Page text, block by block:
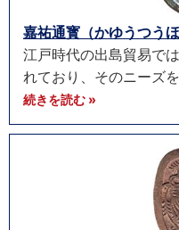
嘉祐通寳（かゆうつう
江戸時代の出島貿易で
れており、そのニーズを
続きを読む »